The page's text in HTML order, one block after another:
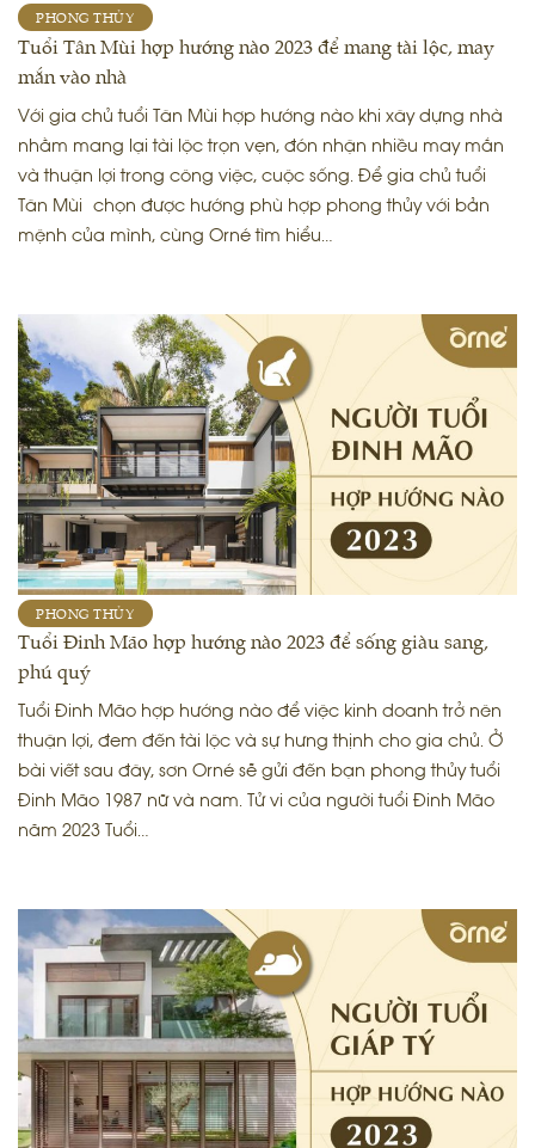
PHONG THỦY
Tuổi Tân Mùi hợp hướng nào 2023 để mang tài lộc, may
mắn vào nhà
Với gia chủ tuổi Tân Mùi hợp hướng nào khi xây dựng nhà
nhằm mang lại tài lộc trọn vẹn, đón nhận nhiều may mắn
và thuận lợi trong công việc, cuộc sống. Để gia chủ tuổi
Tân Mùi chọn được hướng phù hợp phong thủy với bản
mệnh của mình, cùng Orné tìm hiểu…
PHONG THỦY
Tuổi Đinh Mão hợp hướng nào 2023 để sống giàu sang,
phú quý
Tuổi Đinh Mão hợp hướng nào để việc kinh doanh trở nên
thuận lợi, đem đến tài lộc và sự hưng thịnh cho gia chủ. Ở
bài viết sau đây, sơn Orné sẽ gửi đến bạn phong thủy tuổi
Đinh Mão 1987 nữ và nam. Tử vi của người tuổi Đinh Mão
năm 2023 Tuổi…